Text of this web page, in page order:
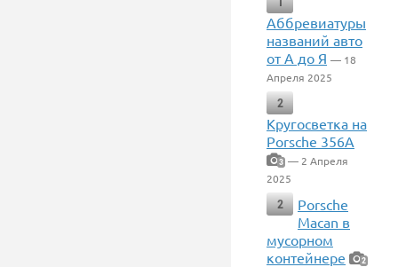
Аббревиатуры
названий авто
от А до Я — 18
Апреля 2025
2
Кругосветка на
Porsche 356A
3 — 2 Апреля
2025
2
Porsche
Macan в
мусорном
контейнере
2